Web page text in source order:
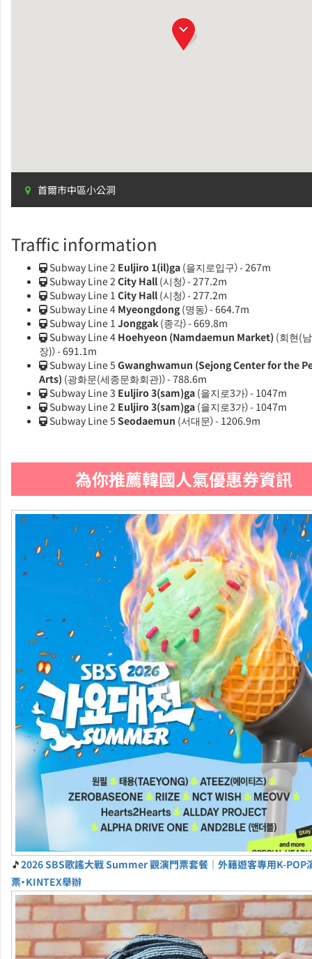
首爾市中區小公洞
Traffic information
Subway Line 2 Euljiro 1(il)ga (을지로입구）- 267m
Subway Line 2 City Hall (시청）- 277.2m
Subway Line 1 City Hall (시청）- 277.2m
Subway Line 4 Myeongdong (명동）- 664.7m
Subway Line 1 Jonggak (종각）- 669.8m
Subway Line 4 Hoehyeon (Namdaemun Market) (회현(
장)）- 691.1m
Subway Line 5 Gwanghwamun (Sejong Center for the
Arts) (광화문(세종문화회관)）- 788.6m
Subway Line 3 Euljiro 3(sam)ga (을지로3가）- 1047m
Subway Line 2 Euljiro 3(sam)ga (을지로3가）- 1047m
Subway Line 5 Seodaemun (서대문）- 1206.9m
為你推薦韓國人氣優惠券資訊
🎵2026 SBS歌謠大戰 Summer 觀演門票套餐｜外籍遊客專用K-POP
票・KINTEX舉辦